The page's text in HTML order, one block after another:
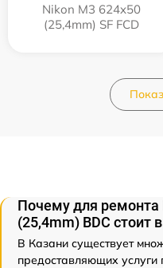
Nikon M3 624x50
(25,4mm) SF FCD
Почему для ремонта
(25,4mm) BDC стоит
В Казани существует
предоставляющих услуги